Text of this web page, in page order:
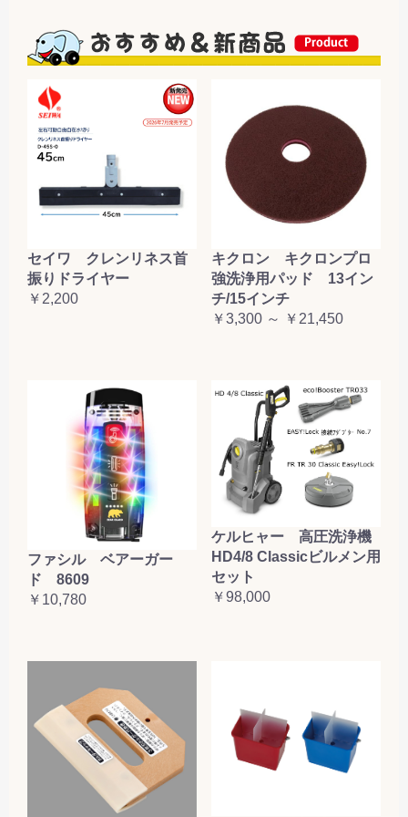
セイワ クレンリネス首
振りドライヤー
￥2,200
キクロン キクロンプロ
強洗浄用パッド 13イン
チ/15インチ
￥3,300 ～ ￥21,450
ファシル ベアーガー
ド 8609
￥10,780
ケルヒャー 高圧洗浄機
HD4/8 Classicビルメン用
セット
￥98,000